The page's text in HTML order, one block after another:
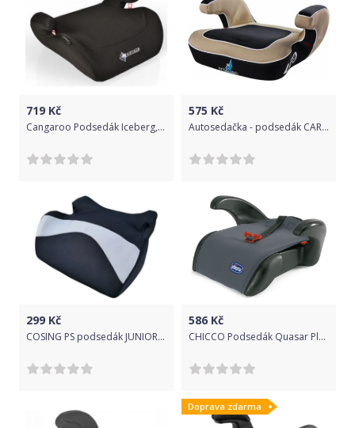
719 Kč
Cangaroo Podsedák Iceberg, černý, 15 - 36 kg
575 Kč
Autosedačka - podsedák CARETERO Leo beige
299 Kč
COSING PS podsedák JUNIOR 2022 - šedá
586 Kč
CHICCO Podsedák Quasar Plus Moon 15-36 kg
Doprava zdarma